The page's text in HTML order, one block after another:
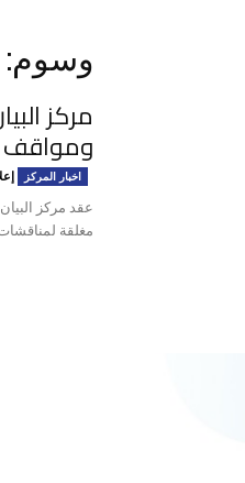
وسوم:
مركز
ومواقف
اخبار المركز
مغلقة